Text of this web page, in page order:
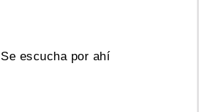
Se escucha por ahí